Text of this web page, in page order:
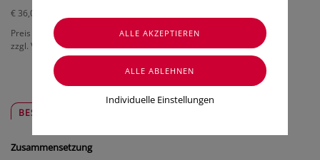
€ 36,00
Preis inkl. MwSt.
zzgl. Versandkosten
BESCHREIBUNG
Zusammensetzung
Individuelle Einstellungen